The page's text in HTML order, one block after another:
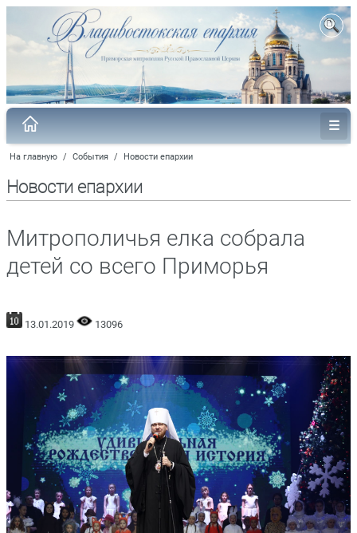
На главную / События / Новости епархии
Новости епархии
Митрополичья елка собрала
детей со всего Приморья
13.01.2019 13096